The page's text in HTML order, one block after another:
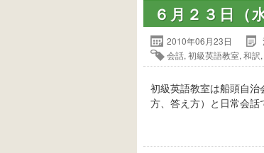
６月２３日（
2010年06月23日
会話, 初級英語教室, 和訳,
初級英語教室は船頭自
方、答え方）と日常会